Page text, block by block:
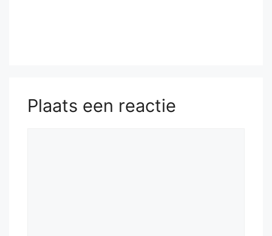
Plaats een reactie